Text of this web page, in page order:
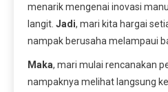
menarik mengenai inovasi
langit. Jadi, mari kita hargai
nampak berusaha melampaui
Maka, mari mulai rencanakan
nampaknya melihat langsung